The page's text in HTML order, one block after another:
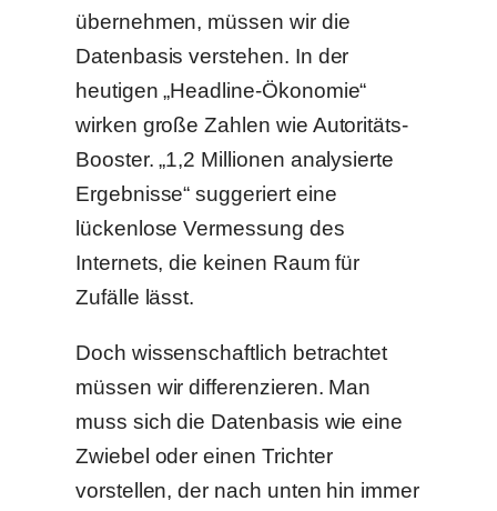
übernehmen, müssen wir die
Datenbasis verstehen. In der
heutigen „Headline-Ökonomie“
wirken große Zahlen wie Autoritäts-
Booster. „1,2 Millionen analysierte
Ergebnisse“ suggeriert eine
lückenlose Vermessung des
Internets, die keinen Raum für
Zufälle lässt.
Doch wissenschaftlich betrachtet
müssen wir differenzieren. Man
muss sich die Datenbasis wie eine
Zwiebel oder einen Trichter
vorstellen, der nach unten hin immer